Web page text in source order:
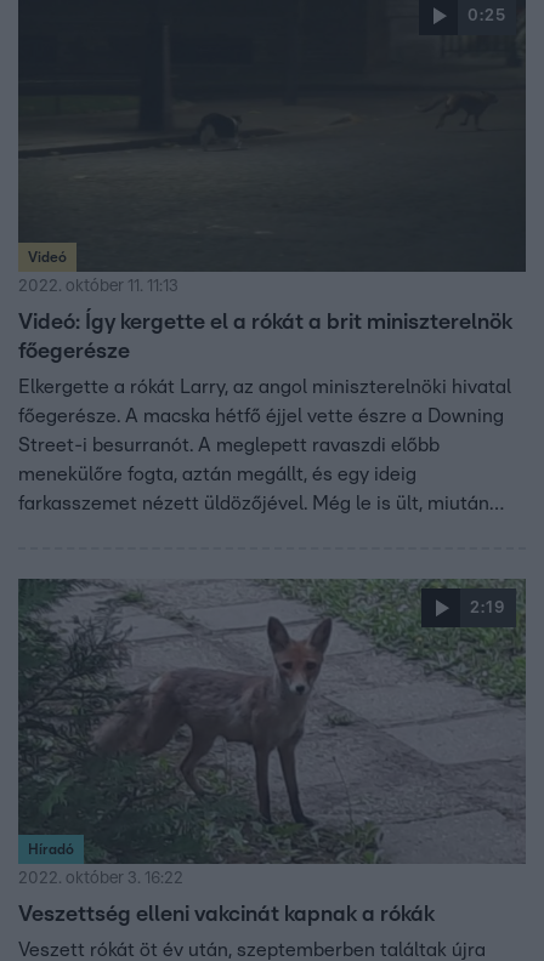
0:25
Videó
2022. október 11. 11:13
Videó: Így kergette el a rókát a brit miniszterelnök
főegerésze
Elkergette a rókát Larry, az angol miniszterelnöki hivatal
főegerésze. A macska hétfő éjjel vette észre a Downing
Street-i besurranót. A meglepett ravaszdi előbb
menekülőre fogta, aztán megállt, és egy ideig
farkasszemet nézett üldözőjével. Még le is ült, miután
2:19
Híradó
2022. október 3. 16:22
Veszettség elleni vakcinát kapnak a rókák
Veszett rókát öt év után, szeptemberben találtak újra